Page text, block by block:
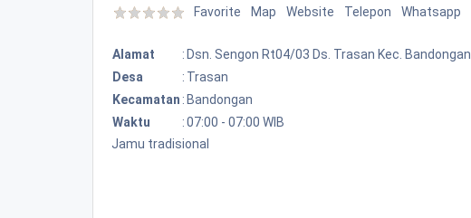
Favorite Map Website Telepon Whatsapp
Alamat : Dsn. Sengon Rt04/03 Ds. Trasan Kec. Bandongan
Desa
: Trasan
Kecamatan : Bandongan
Waktu
:07:00 - 07:00 WIB
Jamu tradisional